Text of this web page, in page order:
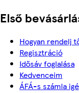
Első
Hogyan rendelj
Regisztráció
Idősáv foglalása
Kedvenceim
ÁFÁ-s számla